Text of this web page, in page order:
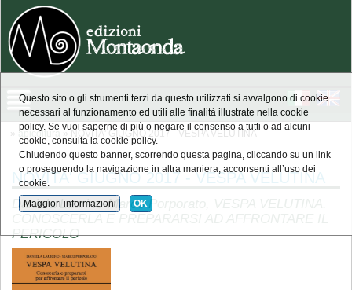
» apicoltura » NOVITA' GIUGNO 2017 - VESPA VELUTINA
NOVITA' GIUGNO 2017 - VESPA VELUTINA
Daniela Laurino-Marco Porporato, VESPA VELUTINA.
PERICOLO
Questo sito o gli strumenti terzi da questo utilizzati si avvalgono di cookie
necessari al funzionamento ed utili alle finalità illustrate nella cookie
policy. Se vuoi saperne di più o negare il consenso a tutti o ad alcuni
cookie, consulta la cookie policy.
Chiudendo questo banner, scorrendo questa pagina, cliccando su un link
o proseguendo la navigazione in altra maniera, acconsenti all’uso dei
cookie.
Maggiori informazioni OK